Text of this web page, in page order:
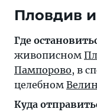
Пловдив
Где
живописном
Пампорово, в
целебном
Куда